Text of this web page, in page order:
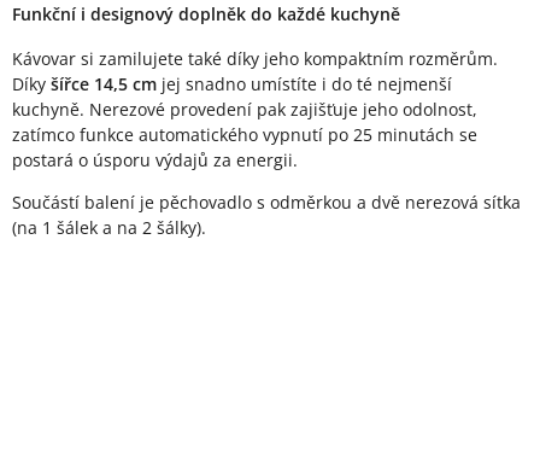
Funkční i designový doplněk do každé kuchyně
Kávovar si zamilujete také díky jeho kompaktním rozměrům.
Díky šířce 14,5 cm jej snadno umístíte i do té nejmenší
kuchyně. Nerezové provedení pak zajišťuje jeho odolnost,
zatímco funkce automatického vypnutí po 25 minutách se
postará o úsporu výdajů za energii.
Součástí balení je pěchovadlo s odměrkou a dvě nerezová sítka
(na 1 šálek a na 2 šálky).